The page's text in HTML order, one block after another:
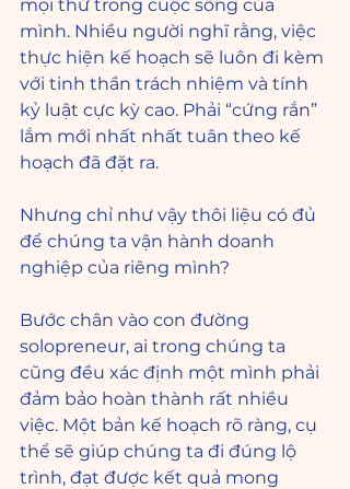
mọi thứ trong cuộc sống của
mình. Nhiều người nghĩ rằng, việc
thực hiện kế hoạch sẽ luôn đi kèm
với tinh thần trách nhiệm và tính
kỷ luật cực kỳ cao. Phải “cứng rắn”
lắm mới nhất nhất tuân theo kế
hoạch đã đặt ra.
Nhưng chỉ như vậy thôi liệu có đủ
để chúng ta vận hành doanh
nghiệp của riêng mình?
Bước chân vào con đường
solopreneur, ai trong chúng ta
cũng đều xác định một mình phải
đảm bảo hoàn thành rất nhiều
việc. Một bản kế hoạch rõ ràng, cụ
thể sẽ giúp chúng ta đi đúng lộ
trình, đạt được kết quả mong